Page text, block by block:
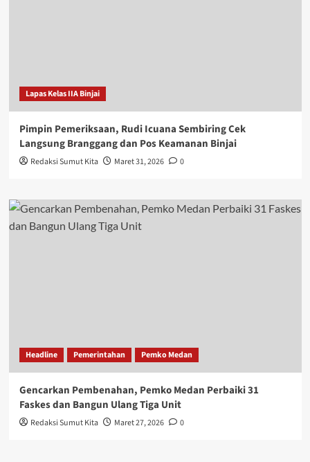
Lapas Kelas IIA Binjai
Pimpin Pemeriksaan, Rudi Icuana Sembiring Cek
Langsung Branggang dan Pos Keamanan Binjai
Redaksi Sumut Kita Maret 31, 2026 0
Headline Pemerintahan Pemko Medan
Gencarkan Pembenahan, Pemko Medan Perbaiki 31
Faskes dan Bangun Ulang Tiga Unit
Redaksi Sumut Kita Maret 27, 2026 0